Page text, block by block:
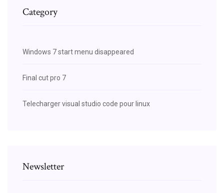
Category
Windows 7 start menu disappeared
Final cut pro 7
Telecharger visual studio code pour linux
Newsletter